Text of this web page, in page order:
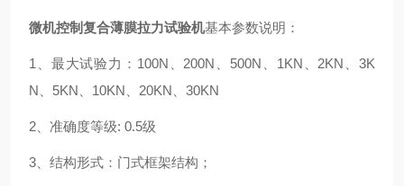
微机控制复合薄膜拉力试验机基本参数说明：
1、最大试验力：100N、200N、500N、1KN、2KN、3K
N、5KN、10KN、20KN、30KN
2、准确度等级: 0.5级
3、结构形式：门式框架结构；